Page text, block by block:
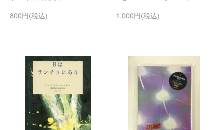
800円(税込)
1,000円(税込)